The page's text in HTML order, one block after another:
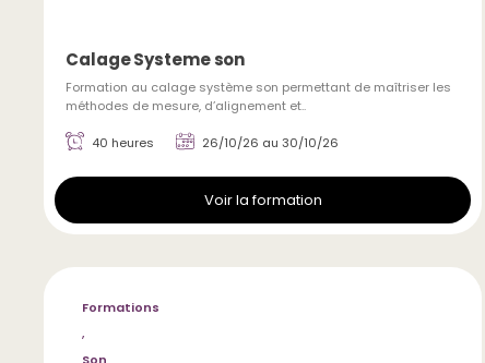
Calage Systeme son
Formation au calage système son permettant de maîtriser les
méthodes de mesure, d’alignement et..
40 heures 26/10/26 au 30/10/26
Voir la formation
Formations
,